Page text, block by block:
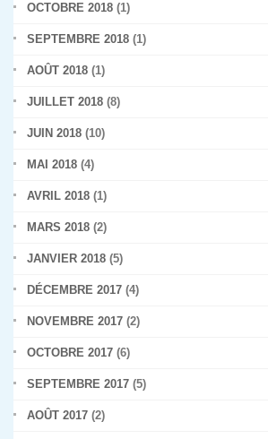
OCTOBRE 2018 (1)
SEPTEMBRE 2018 (1)
AOÛT 2018 (1)
JUILLET 2018 (8)
JUIN 2018 (10)
MAI 2018 (4)
AVRIL 2018 (1)
MARS 2018 (2)
JANVIER 2018 (5)
DÉCEMBRE 2017 (4)
NOVEMBRE 2017 (2)
OCTOBRE 2017 (6)
SEPTEMBRE 2017 (5)
AOÛT 2017 (2)